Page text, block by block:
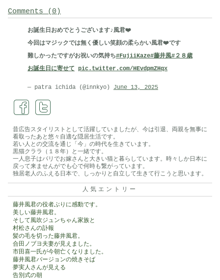
Comments (0)
お誕生日おめでとうございます♪風君❤️
今回はマジックでは無く優しい笑顔の柔らかい風君❤️です
難しかったですがお祝いの気持ち#FujiiKaze#藤井風#２８歳
お誕生日に寄せて pic.twitter.com/HEvdpmZHqx
— patra ichida (@innkyo) June 13, 2025
昔広告スタイリストとして活躍していましたが、今は引退、両親を無事に
看取ったあと悠々自適な隠居生活です。
若い人との交流を通じ「今」の時代を生きています。
黒猫クララ（１８年）と一緒です。
一人息子はパリでお嫁さんと大きい猫と暮らしています。時々しか日本に
戻って来ませんがでも心で何時も繋がっています。
独居老人のふえる日本で、しっかりと自立して生きて行こうと思います。
人気エントリー
藤井風君の役者ぶりに感動です。
美しい藤井風君。
そして風吹ジュンちゃん家族と
村松さんの訃報
髪の毛を切った藤井風君。
合田ノブヨ夫妻が見えました。
市田喜一氏が今朝亡くなりました。
藤井風君バージョンの焼きそば
夢実人さんが見える
告別式の朝